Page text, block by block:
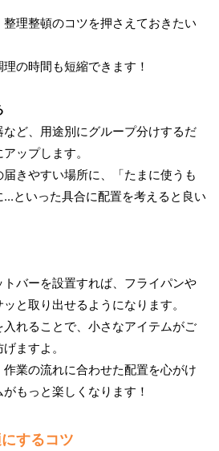
理整頓のコツを押さえておきたい
の時間も短縮できます！
ど、用途別にグループ分けするだ
ップします。
届きやすい場所に、「たまに使うも
といった具合に配置を考えると良い
バーを設置すれば、フライパンや
と取り出せるようになります。
れることで、小さなアイテムがご
ますよ。
業の流れに合わせた配置を心がけ
もっと楽しくなります！
するコツ